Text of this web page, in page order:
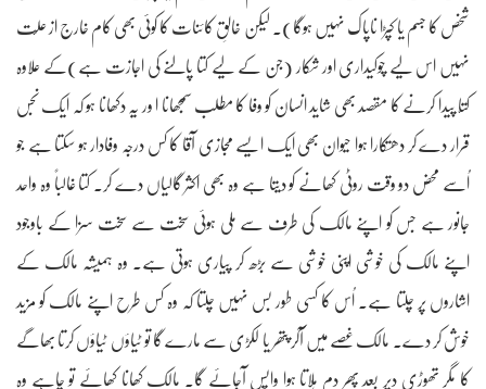
شخص کا جسم یا کپڑا ناپاک نہیں ہوگا)۔ لیکن خالقِ کائنات کا کوئی بھی کام خارج از علِّت
نہیں اس لیے چوکیداری اور شکار (جن کے لیے کتا پالنے کی اجازت ہے)کے علاوہ
کتّا پیدا کرنے کا مقصد بھی شاید انسان کو وفا کا مطلب سمجھانا ا ور یہ دکھانا ہو کہ ایک نجس
قرار دے کر دھتکارا ہوا حیوان بھی ایک ایسے مجازی آقا کا کس درجہ وفادار ہو سکتا ہے جو
اُسے محض دو وقت روٹی کھانے کو دیتا ہے وہ بھی اکثر گالیاں دے کر۔ کتا غالباً وہ واحد
جانور ہے جس کو اپنے مالک کی طرف سے ملی ہوئی سخت سے سخت سزا کے باوجود
اپنے مالک کی خوشی اپنی خوشی سے بڑھ کر پیاری ہوتی ہے۔ وہ ہمیشہ مالک کے
اشاروں پر چلتا ہے۔ اُس کا کسی طور بس نہیں چلتا کہ وہ کس طرح اپنے مالک کو مزید
خوش کر دے۔ مالک غصے میں آکر پتھر یا لکڑی سے مارے گا تو ٹیاؤں ٹیاؤں کرتا بھاگے
کا مگر تھوڑی دیر بعد پھر دم ہلاتا ہوا واپس آجائے گا۔ مالک کھانا کھائے تو چاہے وہ